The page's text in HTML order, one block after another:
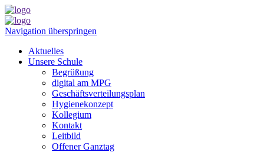
Navigation überspringen
Aktuelles
Unsere Schule
Begrüßung
digital am MPG
Geschäftsverteilungsplan
Hygienekonzept
Kollegium
Kontakt
Leitbild
Offener Ganztag